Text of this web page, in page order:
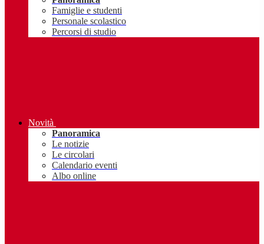
Famiglie e studenti
Personale scolastico
Percorsi di studio
Novità
Panoramica
Le notizie
Le circolari
Calendario eventi
Albo online